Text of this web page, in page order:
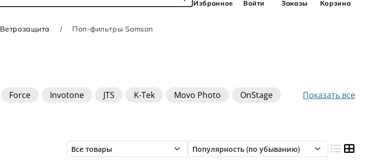
Избранное Войти Заказы Корзина
Ветрозащита Поп-фильтры Samson
Показать все
Force Invotone JTS K-Tek Movo Photo
OnStage